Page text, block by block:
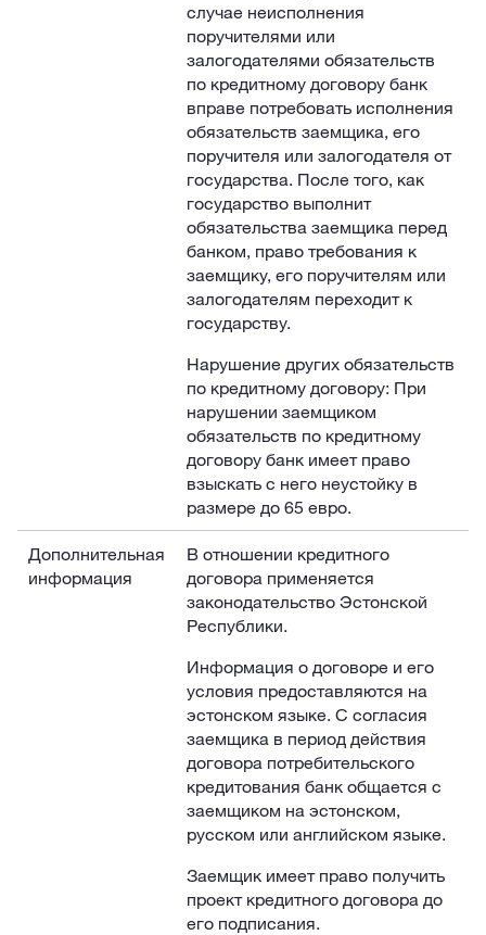
случае неисполнения
поручителями или
залогодателями обязательств
по кредитному договору банк
вправе потребовать исполнения
обязательств заемщика, его
поручителя или залогодателя от
государства. После того, как
государство выполнит
обязательства заемщика перед
банком, право требования к
заемщику, его поручителям или
залогодателям переходит к
государству.
Нарушение других обязательств
по кредитному договору: При
нарушении заемщиком
обязательств по кредитному
договору банк имеет право
взыскать с него неустойку в
размере до 65 евро.
Дополнительная
информация
В отношении кредитного
договора применяется
законодательство Эстонской
Республики.
Информация о договоре и его
условия предоставляются на
эстонском языке. С согласия
заемщика в период действия
договора потребительского
кредитования банк общается с
заемщиком на эстонском,
русском или английском языке.
Заемщик имеет право получить
проект кредитного договора до
его подписания.